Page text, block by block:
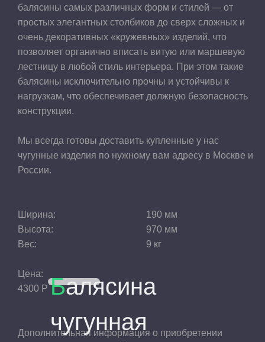
Балясина
чугунная
балясины самых различных форм и стилей — от
простых элегантных столбиков до сверх сложных и
очень декоративных «кружевных» изделий, что
позволяет органично вписать витую или маршевую
лестницу в любой стиль интерьера. При этом такие
балясины исключительно прочны и устойчивы к
нагрузкам, что обеспечивает должную безопасность
конструкции.
Мы всегда готовы доставить купленные у нас
чугунные изделия по нужному вам адресу в Москве и
России.
Ширина:
190 мм
Высота:
970 мм
Вес:
9 кг
Цена:
4300 Р
Дополнительная информация о приобретении